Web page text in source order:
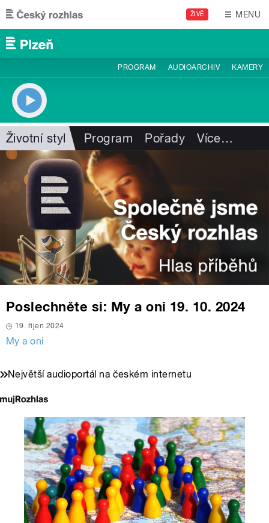
Přejít k hlavnímu obsahu
ŽIVĚ MENU
PROGRAM AUDIOARCHIV KAMERY
Životní styl Program Pořady Více…
Poslechněte si: My a oni 19. 10. 2024
19. říjen 2024
My a oni
Největší audioportál na českém internetu